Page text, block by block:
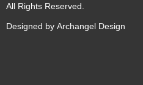
All Rights Reserved.
Designed by Archangel Design